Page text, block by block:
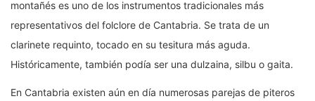
montañés es uno de los instrumentos tradicionales más
representativos del folclore de Cantabria. Se trata de un
clarinete requinto, tocado en su tesitura más aguda.
Históricamente, también podía ser una dulzaina, silbu o gaita.
En Cantabria existen aún en día numerosas parejas de piteros